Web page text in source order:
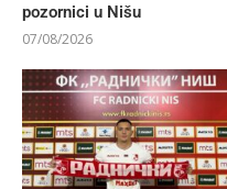
pozornici u Nišu
07/08/2026